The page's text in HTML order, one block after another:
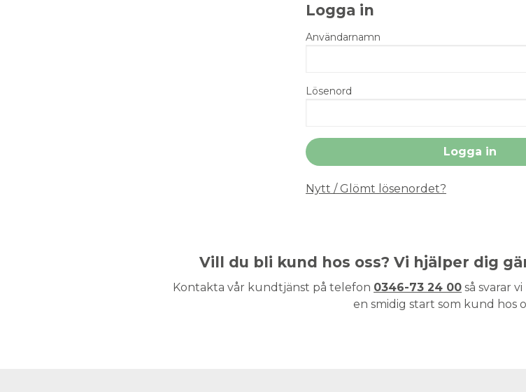
Logga in
Användarnamn
Lösenord
Nytt / Glömt lösenordet?
Vill du bli kund hos oss? Vi hjälper dig
Kontakta vår kundtjänst på telefon 0346-73 24 00 så svarar
en smidig start som kund hos